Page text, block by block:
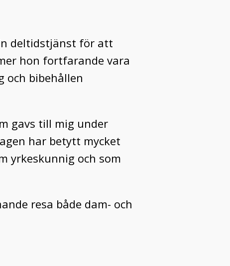
deltidstjänst för att
hon fortfarande vara
och bibehållen
gavs till mig under
har betytt mycket
yrkeskunnig och som
resa både dam- och